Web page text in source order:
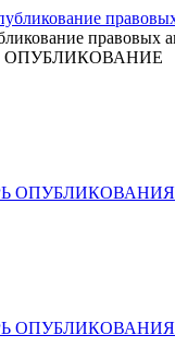
правовых
ОПУБЛИКОВАНИЯ
ОПУБЛИКОВАНИЯ